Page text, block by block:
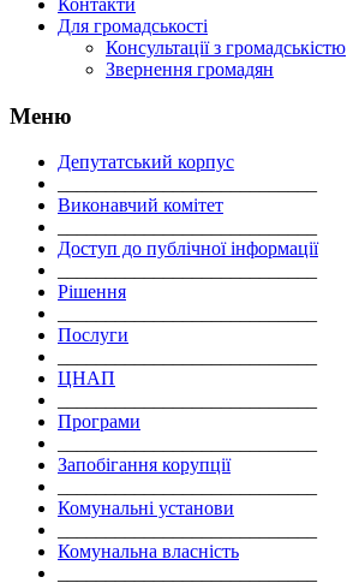
Для громадськості
Консультації з громадськістю
Звернення громадян
Меню
Депутатський корпус
Виконавчий комітет
Доступ до публічної інформації
Рішення
Послуги
ЦНАП
Програми
Запобігання корупції
Комунальні установи
Комунальна власність